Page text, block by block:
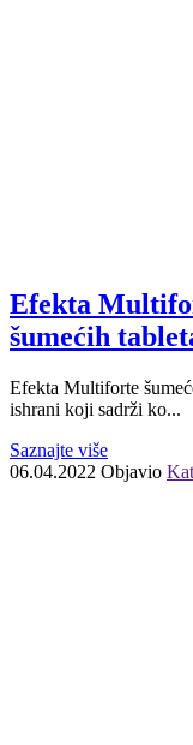
Efekta
šumećih
Efekta Multiforte
ishrani koji sadrži ko...
Saznajte više
06.04.2022 Objavio